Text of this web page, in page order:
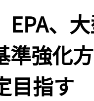
EPA、
準強化
目指す